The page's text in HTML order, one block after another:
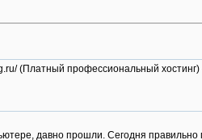
(Платный профессиональный
давно прошли. Сегодня правильно